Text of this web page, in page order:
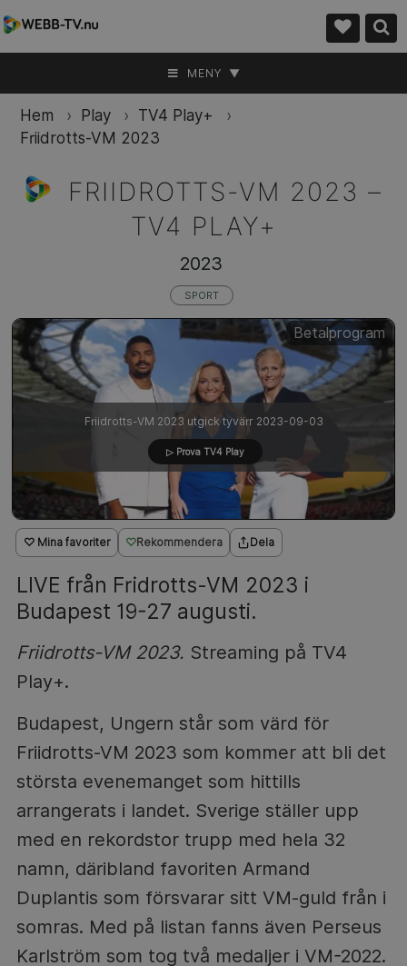
MENY ▼
Hem › Play › TV4 Play+
›
Friidrotts-VM 2023
FRIIDROTTS-VM 2023 –
TV4 PLAY+
♡ Mina favoriter Rekommendera Dela
LIVE från Fridrotts-VM 2023 i
Budapest 19-27 augusti.
Friidrotts-VM 2023. Streaming på TV4
Play+.
Budapest, Ungern står som värd för
Friidrotts-VM 2023 som kommer att bli det
största evenemanget som hittills
arrangerats i landet. Sverige ställer upp
med en rekordstor trupp med hela 32
namn, däribland favoriten Armand
Duplantis som försvarar sitt VM-guld från i
somras. Med på listan fanns även Perseus
Karlström som tog två medaljer i VM-2022.
Betalprogram
Friidrotts-VM 2023 utgick tyvärr 2023-09-03
▷ Prova TV4 Play
2023
SPORT